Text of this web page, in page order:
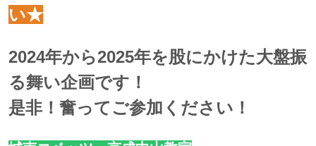
い★
2024年から2025年を股にかけた大盤振
る舞い企画です！
是非！奮ってご参加ください！